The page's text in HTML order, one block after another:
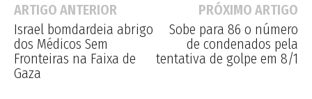
ARTIGO ANTERIOR
Israel bomdardeia abrigo
dos Médicos Sem
Fronteiras na Faixa de
Gaza
PRÓXIMO ARTIGO
Sobe para 86 o número
de condenados pela
tentativa de golpe em 8/1